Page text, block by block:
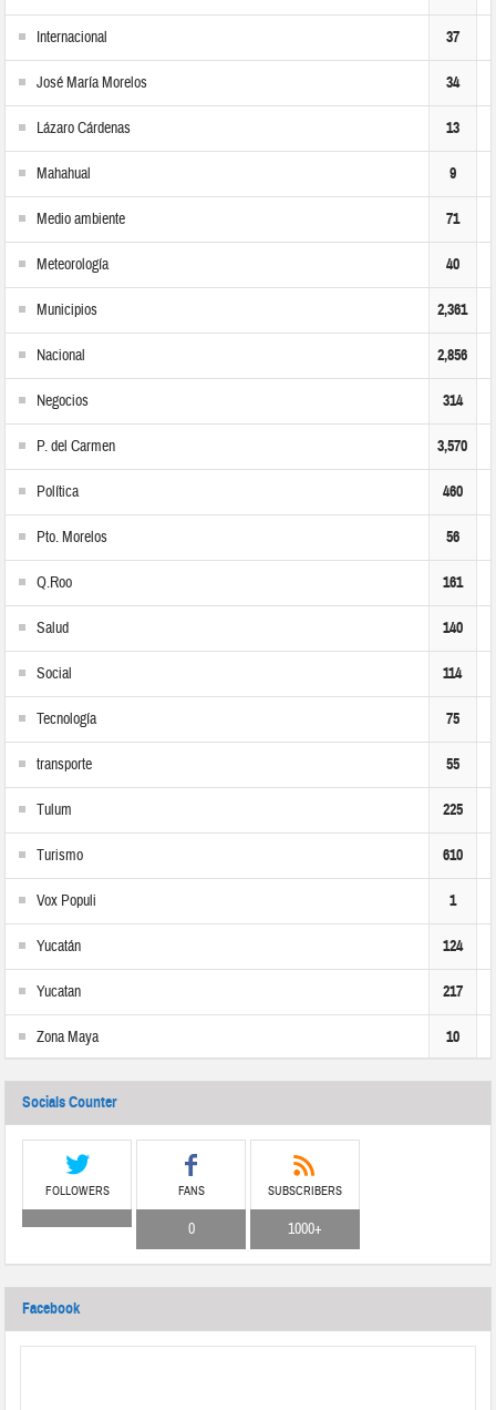
Internacional 37
José María Morelos 34
Lázaro Cárdenas 13
Mahahual 9
Medio ambiente 71
Meteorología 40
Municipios 2,361
Nacional 2,856
Negocios 314
P. del Carmen 3,570
Política 460
Pto. Morelos 56
Q.Roo 161
Salud 140
Social 114
Tecnología 75
transporte 55
Tulum 225
Turismo 610
Vox Populi 1
Yucatán 124
Yucatan 217
Zona Maya 10
Socials Counter
FOLLOWERS FANS
0
SUBSCRIBERS
1000+
Facebook